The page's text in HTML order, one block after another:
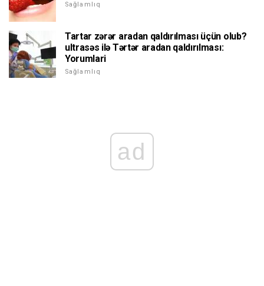
Sağlamlıq
Tartar zərər aradan qaldırılması üçün olub?
ultrasəs ilə Tərtər aradan qaldırılması:
Yorumlari
Sağlamlıq
ad